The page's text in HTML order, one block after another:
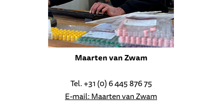
Maarten van Zwam
Tel. +31 (0) 6 445 876 75
E-mail: Maarten van Zwam